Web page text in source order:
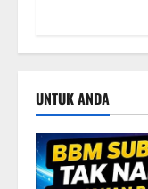
UNTUK ANDA